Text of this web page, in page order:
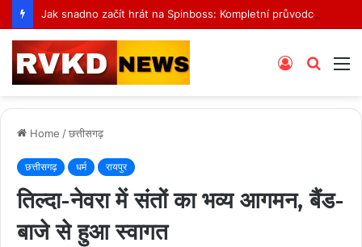
Search
Log
Home /छत्तीसगढ़
छत्तीसगढ़ धर्म रायपुर
तिल्दा-नेवरा में संतों का भव्य आगमन, बैंड-
बाजे से हुआ स्वागत